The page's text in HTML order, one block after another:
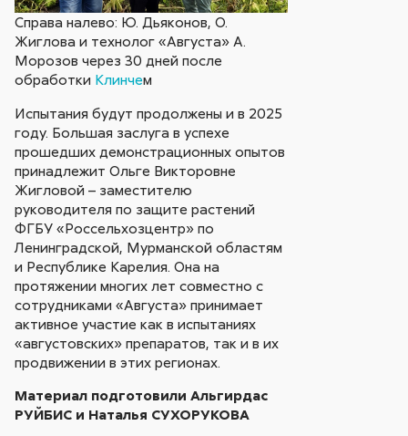
Справа налево: Ю. Дьяконов, О.
Жиглова и технолог «Августа» А.
Морозов через 30 дней после
обработки Клинчем
Испытания будут продолжены и в 2025
году. Большая заслуга в успехе
прошедших демонстрационных опытов
принадлежит Ольге Викторовне
Жигловой – заместителю
руководителя по защите растений
ФГБУ «Россельхозцентр» по
Ленинградской, Мурманской областям
и Республике Карелия. Она на
протяжении многих лет совместно с
сотрудниками «Августа» принимает
активное участие как в испытаниях
«августовских» препаратов, так и в их
продвижении в этих регионах.
Материал подготовили Альгирдас
РУЙБИС и Наталья СУХОРУКОВА